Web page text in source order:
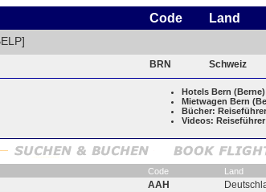
Code Land
BRN Schweiz
Hotels Bern (Berne)
Mietwagen Bern
Bücher:
Videos:
Code Land
AAH